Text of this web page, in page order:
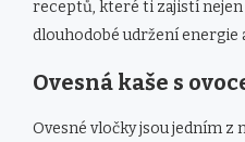
receptů, které ti zajistí nejen
dlouhodobé udržení energie
Ovesná kaše s
Ovesné vločky jsou jedním z